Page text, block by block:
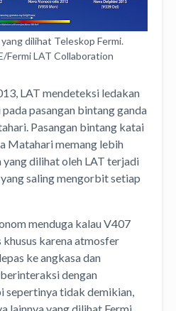
dilihat Teleskop Fermi.
Fermi LAT Collaboration
LAT mendeteksi ledakan
pasangan bintang ganda
Pasangan bintang katai
Matahari memang lebih
dilihat oleh LAT terjadi
saling mengorbit setiap
menduga kalau V407
karena atmosfer
ke angkasa dan
dengan
sepertinya tidak demikian,